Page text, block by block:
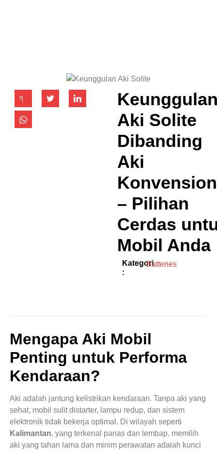
Aki Solite
Dibanding
Aki
– Pilihan
Cerdas
Mobil Anda
Kategori
:
Batteries
Mengapa Aki Mobil
Penting untuk Performa
Kendaraan?
Aki adalah jantung kelistrikan kendaraan. Tanpa aki yang
sehat, mobil sulit distarter, lampu redup, dan sistem
elektronik tidak bekerja optimal. Di wilayah seperti
Kalimantan, yang terkenal panas dan lembap, memilih
aki yang tahan lama dan minim perawatan adalah kunci